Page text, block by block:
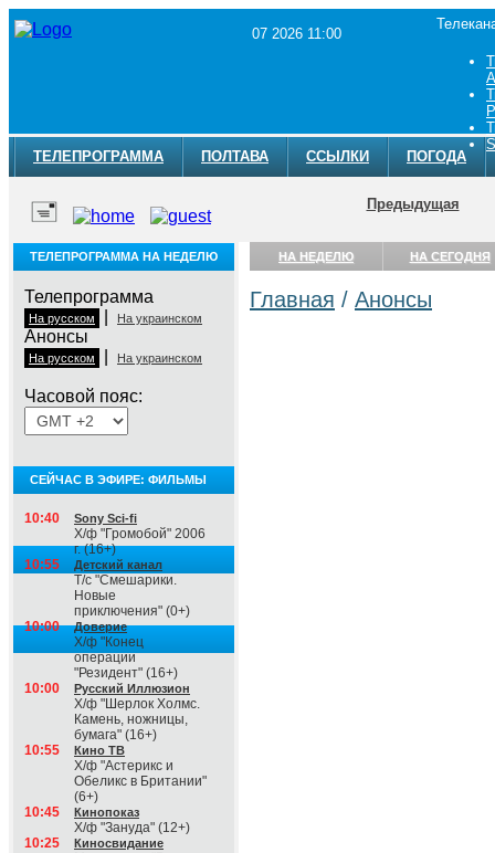
07 2026 11:00
ТЕЛЕПРОГРАММА ПОЛТАВА ССЫЛКИ ПОГОДА
Предыдущая
ТЕЛЕПРОГРАММА НА НЕДЕЛЮ
Телепрограмма
На русском На украинском
Анонсы
На русском На украинском
Часовой пояс:
СЕЙЧАС В ЭФИРЕ: ФИЛЬМЫ
10:40 Sony Sci-fi
Х/ф "Громобой" 2006
г. (16+)
10:55
Детский канал
Т/с "Смешарики.
Новые
приключения" (0+)
10:00
Доверие
Х/ф "Конец
операции
"Резидент" (16+)
10:00
Русский Иллюзион
Х/ф "Шерлок Холмс.
Камень, ножницы,
бумага" (16+)
10:55
Кино ТВ
Х/ф "Астерикс и
Обеликс в Британии"
(6+)
10:45
Кинопоказ
Х/ф "Зануда" (12+)
10:25
Киносвидание
НА НЕДЕЛЮ НА СЕГОДНЯ
Главная / Анонсы